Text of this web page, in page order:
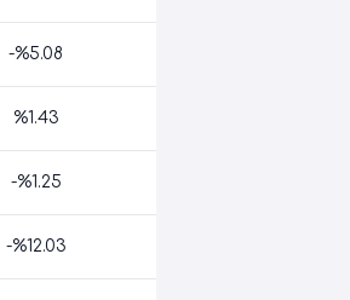
-%5.08
%1.43
-%1.25
-%12.03